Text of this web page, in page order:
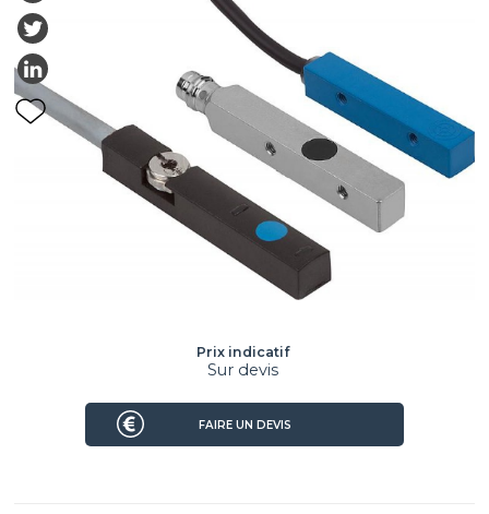
Prix indicatif
Sur devis
FAIRE UN DEVIS